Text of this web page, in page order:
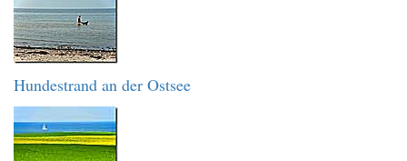
Hundestrand an der Ostsee